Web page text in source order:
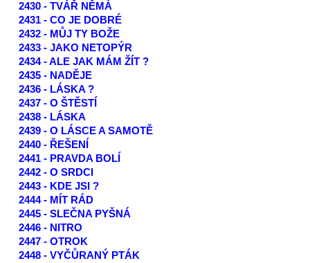
2430 - TVÁŘ NĚMÁ
2431 - CO JE DOBRÉ
2432 - MŮJ TY BOŽE
2433 - JAKO NETOPÝR
2434 - ALE JAK MÁM ŽÍT ?
2435 - NADĚJE
2436 - LÁSKA ?
2437 - O ŠTĚSTÍ
2438 - LÁSKA
2439 - O LÁSCE A SAMOTĚ
2440 - ŘEŠENÍ
2441 - PRAVDA BOLÍ
2442 - O SRDCI
2443 - KDE JSI ?
2444 - MÍT RÁD
2445 - SLEČNA PYŠNÁ
2446 - NITRO
2447 - OTROK
2448 - VYČŮRANÝ PTÁK